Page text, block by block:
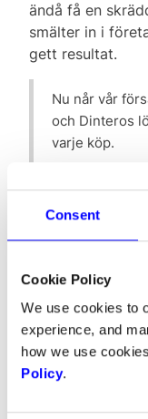
Consent
Cookie Policy
We use cookies to
experience, and
how we use
Policy.
ändå få en
smälter in i
gett resultat.
Nu når vår
och Dinteros
varje köp.
En av de
Michael hur